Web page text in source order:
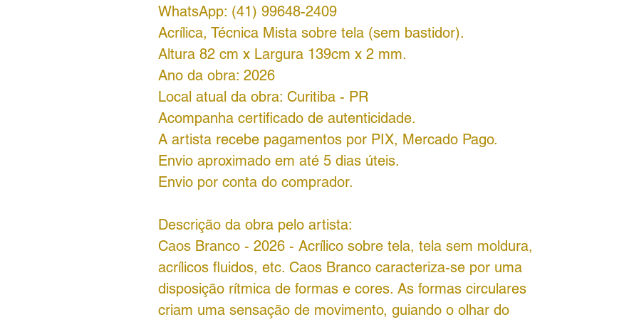
WhatsApp: (41) 99648-2409
Acrílica, Técnica Mista sobre tela (sem bastidor).
Altura 82 cm x Largura 139cm x 2 mm.
Ano da obra: 2026
Local atual da obra: Curitiba - PR
Acompanha certificado de autenticidade.
A artista recebe pagamentos por PIX, Mercado Pago.
Envio aproximado em até 5 dias úteis.
Envio por conta do comprador.
Descrição da obra pelo artista:
Caos Branco - 2026 - Acrílico sobre tela, tela sem moldura,
acrílicos fluidos, etc. Caos Branco caracteriza-se por uma
disposição rítmica de formas e cores. As formas circulares
criam uma sensação de movimento, guiando o olhar do